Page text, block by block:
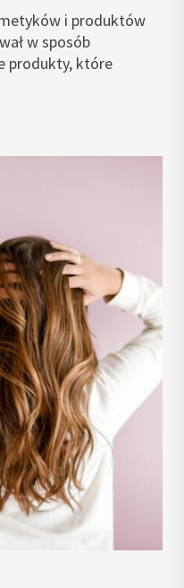
i produktów
w sposób
produkty, które